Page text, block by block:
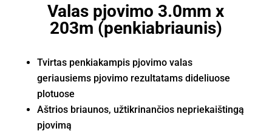
Valas pjovimo 3.0mm x
203m (penkiabriaunis)
Tvirtas penkiakampis pjovimo valas
geriausiems pjovimo rezultatams dideliuose
plotuose
Aštrios briaunos, užtikrinančios nepriekaištingą
pjovimą